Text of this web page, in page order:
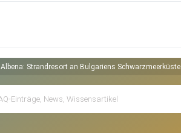
Albena: Strandresort an Bulgariens Schwarzmeerküste